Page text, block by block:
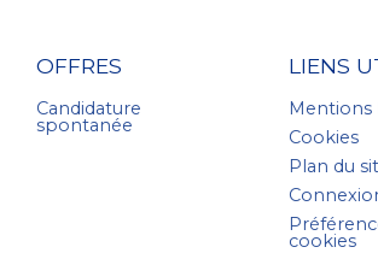
OFFRES
Candidature
spontanée
LIENS
Mentions
Cookies
Plan du
cookies